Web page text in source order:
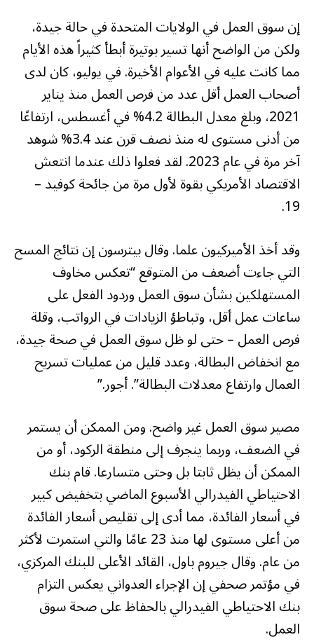
إن سوق العمل في الولايات المتحدة في حالة جيدة،
ولكن من الواضح أنها تسير بوتيرة أبطأ كثيراً هذه الأيام
مما كانت عليه في الأعوام الأخيرة. في يوليو، كان لدى
أصحاب العمل أقل عدد من فرص العمل منذ يناير
2021، وبلغ معدل البطالة 4.2% في أغسطس، ارتفاعًا
من أدنى مستوى له منذ نصف قرن عند 3.4% شوهد
آخر مرة في عام 2023. لقد فعلوا ذلك عندما انتعش
الاقتصاد الأمريكي بقوة لأول مرة من جائحة كوفيد –
19.
وقد أخذ الأميركيون علما. وقال بيترسون إن نتائج المسح
التي جاءت أضعف من المتوقع “تعكس مخاوف
المستهلكين بشأن سوق العمل وردود الفعل على
ساعات عمل أقل، وتباطؤ الزيادات في الرواتب، وقلة
فرص العمل – حتى لو ظل سوق العمل في صحة جيدة،
مع انخفاض البطالة، وعدد قليل من عمليات تسريح
العمال وارتفاع معدلات البطالة”. أجور.”
مصير سوق العمل غير واضح. ومن الممكن أن يستمر
في الضعف، وربما ينجرف إلى منطقة الركود، أو من
الممكن أن يظل ثابتا بل وحتى متسارعا. قام بنك
الاحتياطي الفيدرالي الأسبوع الماضي بتخفيض كبير
في أسعار الفائدة، مما أدى إلى تقليص أسعار الفائدة
من أعلى مستوى لها منذ 23 عامًا والتي استمرت لأكثر
من عام. وقال جيروم باول، القائد الأعلى للبنك المركزي،
في مؤتمر صحفي إن الإجراء العدواني يعكس التزام
بنك الاحتياطي الفيدرالي بالحفاظ على صحة سوق
العمل.